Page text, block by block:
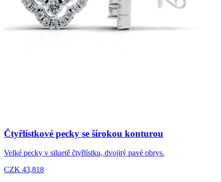
Čtyřlístkové pecky se širokou konturou
Velké pecky v siluetě čtyřlístku, dvojitý pavé obrys.
CZK 43,818